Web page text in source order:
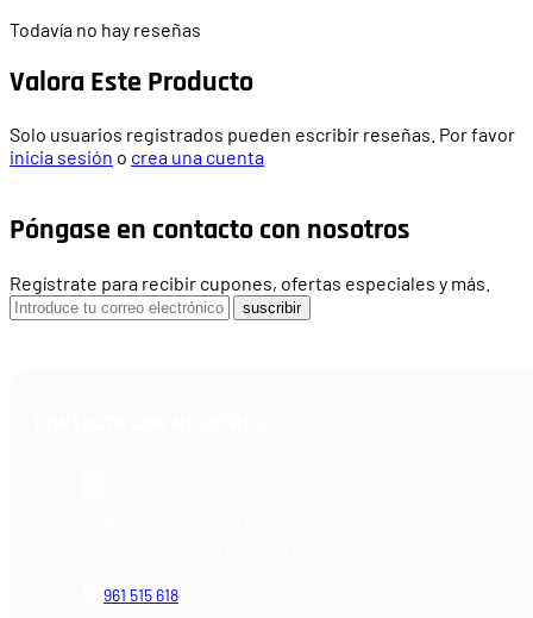
Todavía no hay reseñas
Valora Este Producto
Solo usuarios registrados pueden escribir reseñas. Por favor
inicia sesión o crea una cuenta
Póngase en contacto con nosotros
Regístrate para recibir cupones, ofertas especiales y más.
suscribir
961 515 618